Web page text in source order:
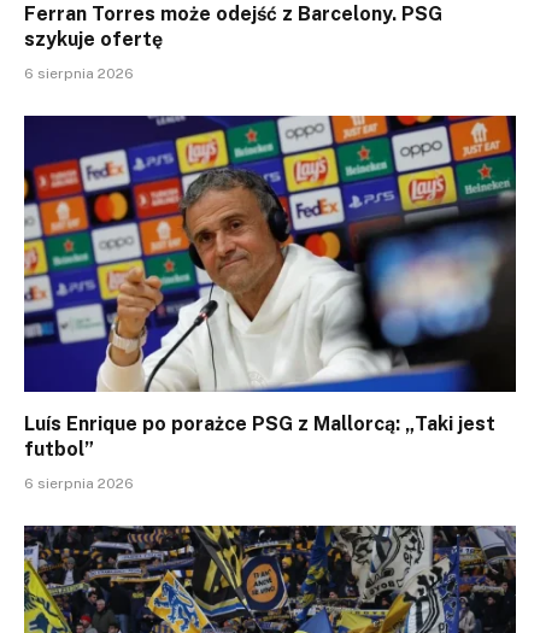
Ferran Torres może odejść z Barcelony. PSG
szykuje ofertę
6 sierpnia 2026
Luís Enrique po porażce PSG z Mallorcą: „Taki jest
futbol”
6 sierpnia 2026